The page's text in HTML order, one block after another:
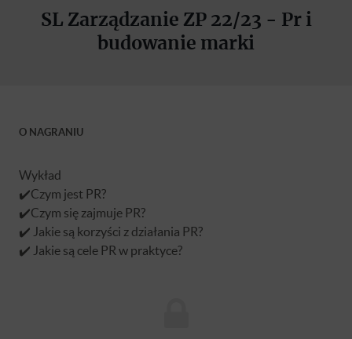
SL Zarządzanie ZP 22/23 - Pr i
budowanie marki
O NAGRANIU
Wykład
✔️Czym jest PR?
✔️Czym się zajmuje PR?
✔️ Jakie są korzyści z działania PR?
✔️ Jakie są cele PR w praktyce?